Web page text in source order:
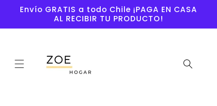
directamente
Envío GRATIS a todo Chile ¡PAGA EN CASA
AL RECIBIR TU PRODUCTO!